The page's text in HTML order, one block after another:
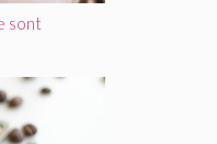
sont